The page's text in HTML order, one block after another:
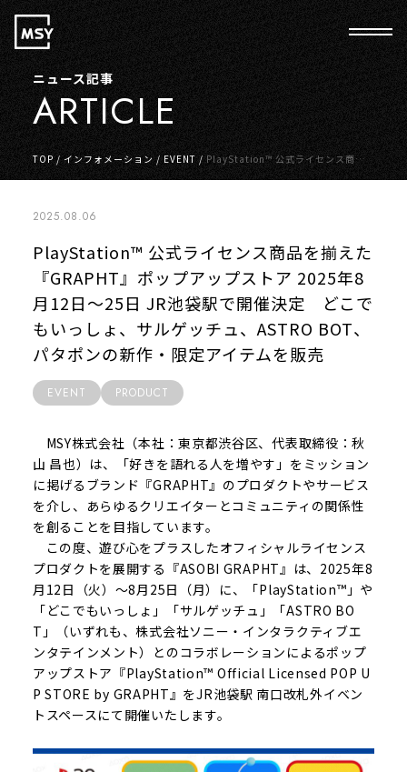
ニュース記事
ARTICLE
TOP / インフォメーション / EVENT /
を揃えた『GRAPHT』ポップアップストア 2025年8月12日～25日 JR池袋
2025.08.06
PlayStation™ 公式ライセンス商品を揃えた
『GRAPHT』ポップアップストア 2025年8
月12日～25日 JR池袋駅で開催決定 どこで
もいっしょ、サルゲッチュ、ASTRO BOT、
パタポンの新作・限定アイテムを販売
EVENT PRODUCT
MSY株式会社（本社：東京都渋谷区、代表取締役：秋
山 昌也）は、「好きを語れる人を増やす」をミッション
に掲げるブランド『GRAPHT』のプロダクトやサービス
を介し、あらゆるクリエイターとコミュニティの関係性
を創ることを目指しています。
この度、遊び心をプラスしたオフィシャルライセンス
プロダクトを展開する『ASOBI GRAPHT』は、2025年8
月12日（火）～8月25日（月）に、「PlayStation™」や
「どこでもいっしょ」「サルゲッチュ」「ASTRO BO
T」（いずれも、株式会社ソニー・インタラクティブエ
ンタテインメント）とのコラボレーションによるポップ
アップストア『PlayStation™ Official Licensed POP U
P STORE by GRAPHT』をJR池袋駅 南口改札外イベン
トスペースにて開催いたします。